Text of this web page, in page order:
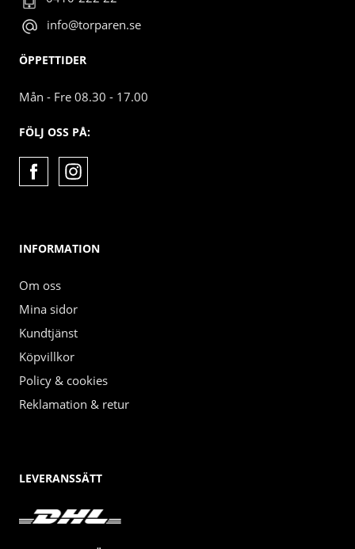
info@torparen.se
ÖPPETTIDER
Mån - Fre 08.30 - 17.00
FÖLJ OSS PÅ:
INFORMATION
Om oss
Mina sidor
Kundtjänst
Köpvillkor
Policy & cookies
Reklamation & retur
LEVERANSSÄTT